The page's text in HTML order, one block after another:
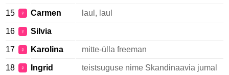
15 ♀ Carmen laul, laul
16 ♀ Silvia
17 ♀ Karolina mitte-ülla freeman
18 ♀ Ingrid
teistsuguse nime Skandinaavia jumal